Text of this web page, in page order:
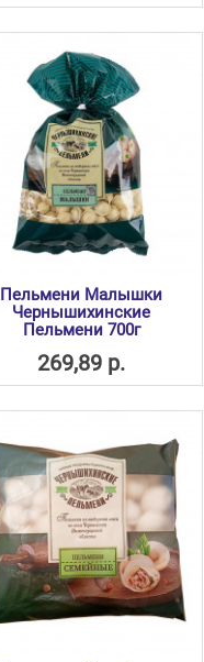
Пельмени Малышки
Чернышихинские
Пельмени 700г
269,89 р.